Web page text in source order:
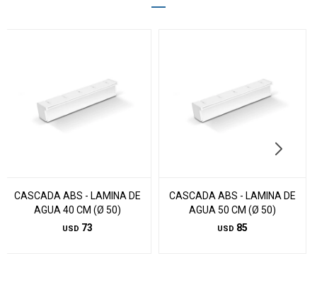
CASCADA ABS - LAMINA DE
AGUA 40 CM (Ø 50)
USD 73
CASCADA ABS - LAMINA DE
AGUA 50 CM (Ø 50)
USD 85